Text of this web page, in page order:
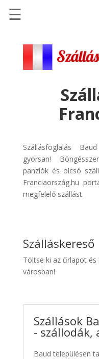
Szállások
Repülőjegy
Discover
Cars
Transzfer
☰
Szállásfoglalás
gyorsan!
panziók és olcsó
Franciaország.hu
megfelelő szállást.
Szálláskereső
Töltse ki az űrlapot és
városban!
Szállások
- szállodák,
Baud településen